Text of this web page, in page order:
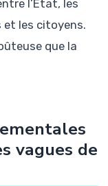
l’État, les
et les citoyens.
que la
vagues de